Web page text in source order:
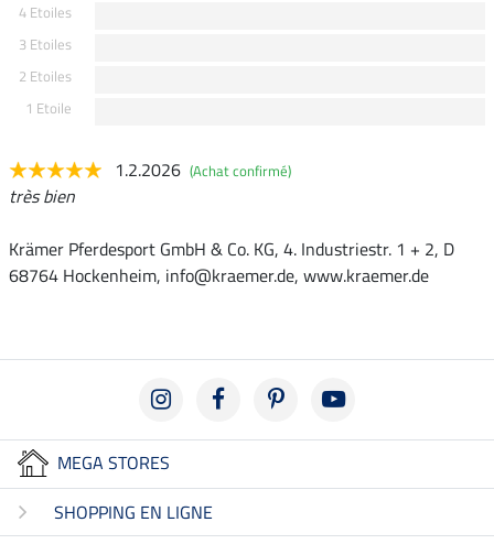
4 Etoiles
3 Etoiles
2 Etoiles
1 Etoile
1.2.2026 (Achat confirmé)
très bien
Krämer Pferdesport GmbH & Co. KG, 4. Industriestr. 1 + 2, D
68764 Hockenheim, info@kraemer.de, www.kraemer.de
MEGA STORES
SHOPPING EN LIGNE